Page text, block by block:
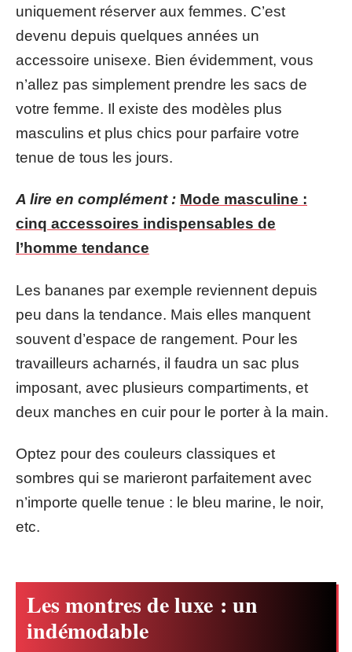
uniquement réserver aux femmes. C’est
devenu depuis quelques années un
accessoire unisexe. Bien évidemment, vous
n’allez pas simplement prendre les sacs de
votre femme. Il existe des modèles plus
masculins et plus chics pour parfaire votre
tenue de tous les jours.
A lire en complément : Mode masculine :
cinq accessoires indispensables de
l’homme tendance
Les bananes par exemple reviennent depuis
peu dans la tendance. Mais elles manquent
souvent d’espace de rangement. Pour les
travailleurs acharnés, il faudra un sac plus
imposant, avec plusieurs compartiments, et
deux manches en cuir pour le porter à la main.
Optez pour des couleurs classiques et
sombres qui se marieront parfaitement avec
n’importe quelle tenue : le bleu marine, le noir,
etc.
Les montres de luxe : un
indémodable